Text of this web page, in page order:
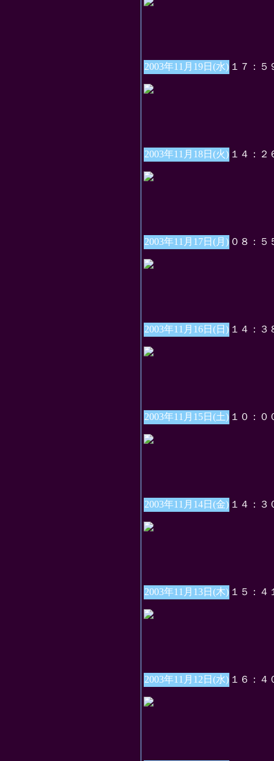
2003年11月19日(水) １７：５
2003年11月18日(火) １４：２
2003年11月17日(月) ０８：５
2003年11月16日(日) １４：３
2003年11月15日(土) １０：０
2003年11月14日(金) １４：３
2003年11月13日(木) １５：４
2003年11月12日(水) １６：４